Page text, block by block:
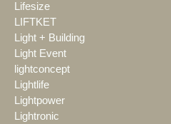
Lifesize
LIFTKET
Light + Building
Light Event
lightconcept
Lightlife
Lightpower
Lightronic